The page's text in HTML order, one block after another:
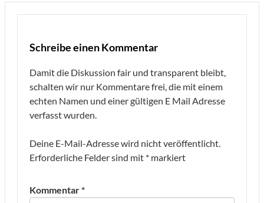
Schreibe einen Kommentar
Damit die Diskussion fair und transparent bleibt,
schalten wir nur Kommentare frei, die mit einem
echten Namen und einer gültigen E Mail Adresse
verfasst wurden.
Deine E-Mail-Adresse wird nicht veröffentlicht.
Erforderliche Felder sind mit * markiert
Kommentar*